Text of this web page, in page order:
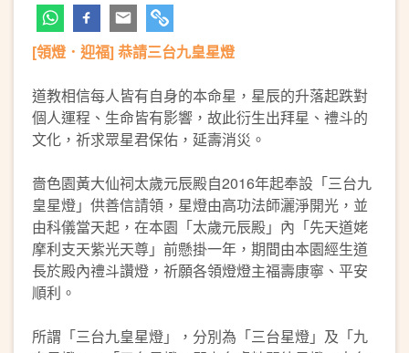
[領燈．迎福] 恭請三台九皇星燈
道教相信每人皆有自身的本命星，星辰的升落起跌對
個人運程、生命皆有影響，故此衍生出拜星、禮斗的
文化，祈求眾星君保佑，延壽消災。
嗇色園黃大仙祠太歲元辰殿自2016年起奉設「三台九
皇星燈」供善信請領，星燈由高功法師灑淨開光，並
由科儀當天起，在本園「太歲元辰殿」內「先天道姥
摩利支天紫光天尊」前懸掛一年，期間由本園經生道
長於殿內禮斗讚燈，祈願各領燈燈主福壽康寧、平安
順利。
所謂「三台九皇星燈」，分別為「三台星燈」及「九